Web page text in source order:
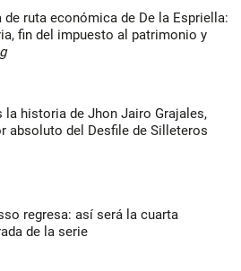
de ruta económica de De la Espriella:
fin del impuesto al patrimonio y
la historia de Jhon Jairo Grajales,
absoluto del Desfile de Silleteros
regresa: así será la cuarta
de la serie